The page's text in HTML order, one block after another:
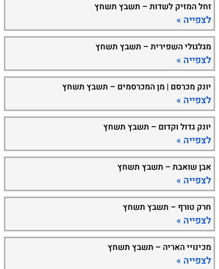
זחל המזיק לשדות – תשבץ תשחץ
לצפייה »
מגלגולי השפירית – תשבץ תשחץ
לצפייה »
יונק מכרסם | מן המכרסמים – תשבץ תשחץ
לצפייה »
יונק גדול וקדום – תשבץ תשחץ
לצפייה »
אבן שואבת – תשבץ תשחץ
לצפייה »
חרק טורף – תשבץ תשחץ
לצפייה »
מכינויי האריה – תשבץ תשחץ
לצפייה »